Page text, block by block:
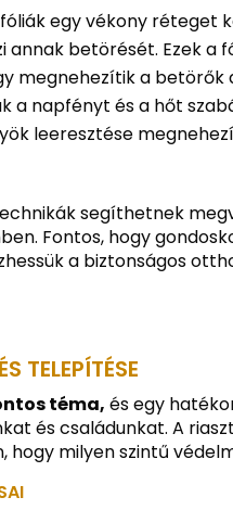
egy vékony réteget
betörését. Ezek a
megnehezítik a betörők
a napfényt és a hőt
leeresztése
segíthetnek
Fontos, hogy
a biztonságos
TELEPÍTÉSE
téma, és egy
és családunkat. A
hogy milyen szintű